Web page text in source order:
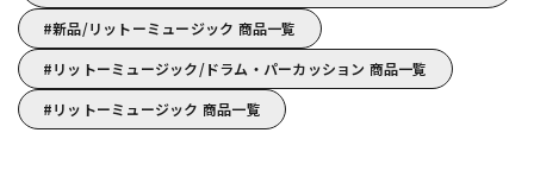
新品/リットーミュージック 商品一覧
リットーミュージック/ドラム・パーカッション 商品一覧
リットーミュージック 商品一覧